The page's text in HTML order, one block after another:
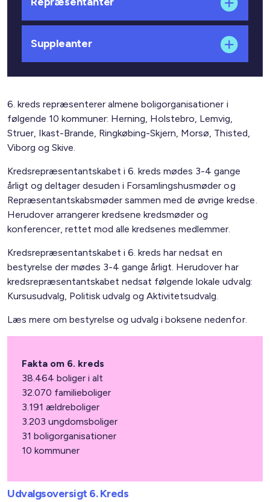
6. kreds repræsenterer almene boligorganisationer i
følgende 10 kommuner: Herning, Holstebro, Lemvig,
Struer, Ikast-Brande, Ringkøbing-Skjern, Morsø, Thisted,
Viborg og Skive.
Kredsrepræsentantskabet i 6. kreds mødes 3-4 gange
årligt og deltager desuden i Forsamlingshusmøder og
Repræsentantskabsmøder sammen med de øvrige kredse.
Herudover arrangerer kredsene kredsmøder og
konferencer, rettet mod alle kredsenes medlemmer.
Kredsrepræsentantskabet i 6. kreds har nedsat en
bestyrelse der mødes 3-4 gange årligt. Herudover har
kredsrepræsentantskabet nedsat følgende lokale udvalg:
Kursusudvalg, Politisk udvalg og Aktivitetsudvalg.
Læs mere om bestyrelse og udvalg i boksene nedenfor.
Fakta om 6. kreds
38.464 boliger i alt
32.070 familieboliger
3.191 ældreboliger
3.203 ungdomsboliger
31 boligorganisationer
10 kommuner
Udvalgsoversigt 6. Kreds
Suppleanter